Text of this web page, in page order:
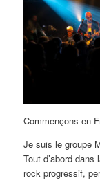
Commençons en
Je suis le groupe
Tout d’abord
rock progressif,